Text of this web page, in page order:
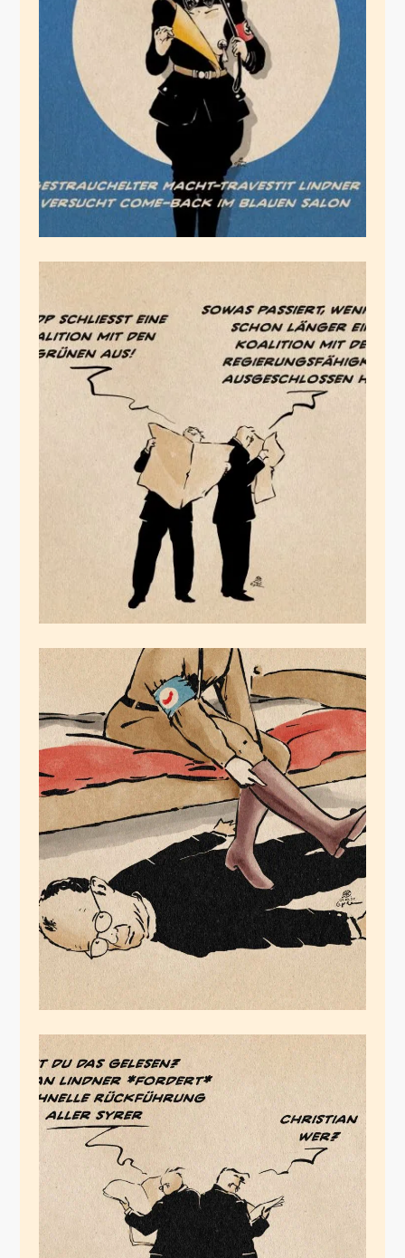
Come-Back-Versuch
der Macht-Travestie-
Truppe
April 24, 2025
Wer ist diese FDP!?
Februar 4, 2025
Merz‘ „Gute Stunde“
Februar 1, 2025
Christian wer?!
Dezember 25, 2024